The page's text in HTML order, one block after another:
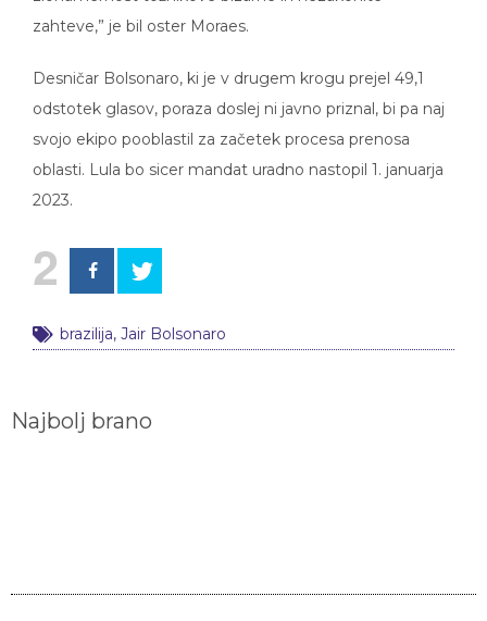
zahteve,” je bil oster Moraes.
Desničar Bolsonaro, ki je v drugem krogu prejel 49,1
odstotek glasov, poraza doslej ni javno priznal, bi pa naj
svojo ekipo pooblastil za začetek procesa prenosa
oblasti. Lula bo sicer mandat uradno nastopil 1. januarja
2023.
2
brazilija, Jair Bolsonaro
Najbolj brano